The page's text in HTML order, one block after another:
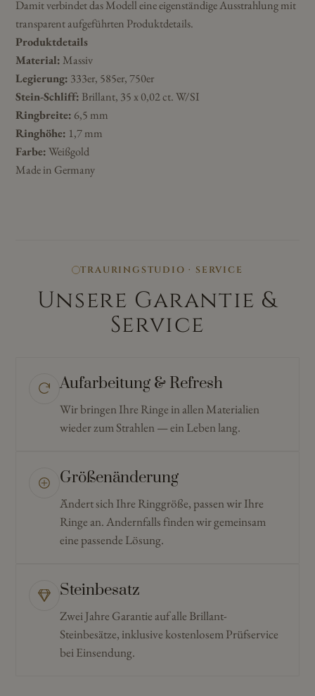
Damit verbindet das Modell eine eigenständige Ausstrahlung mit
transparent aufgeführten Produktdetails.
Produktdetails
Material: Massiv
Legierung: 333er, 585er, 750er
Stein-Schliff: Brillant, 35 x 0,02 ct. W/SI
Ringbreite: 6,5 mm
Ringhöhe: 1,7 mm
Farbe:Weißgold
Made in Germany
TRAURINGSTUDIO · SERVICE
Unsere Garantie &
Service
Aufarbeitung & Refresh
Wir bringen Ihre Ringe in allen Materialien
wieder zum Strahlen — ein Leben lang.
Größenänderung
Ändert sich Ihre Ringgröße, passen wir Ihre
Ringe an. Andernfalls finden wir gemeinsam
eine passende Lösung.
Steinbesatz
Zwei Jahre Garantie auf alle Brillant-
Steinbesätze, inklusive kostenlosem Prüfservice
bei Einsendung.